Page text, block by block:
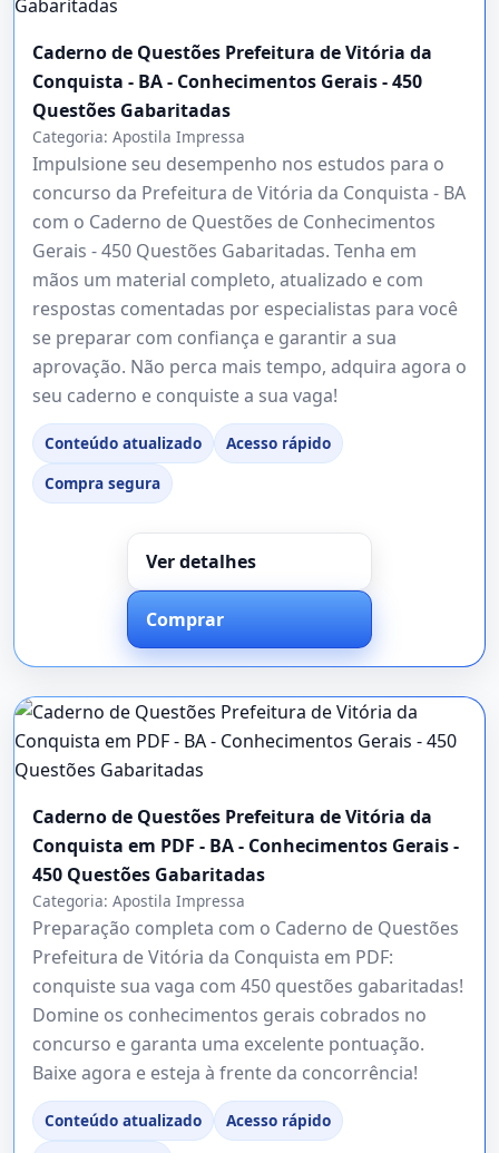
Caderno de Questões Prefeitura de Vitória da
Conquista - BA - Conhecimentos Gerais - 450
Questões Gabaritadas
Categoria: Apostila Impressa
Impulsione seu desempenho nos estudos para o
concurso da Prefeitura de Vitória da Conquista - BA
com o Caderno de Questões de Conhecimentos
Gerais - 450 Questões Gabaritadas. Tenha em
mãos um material completo, atualizado e com
respostas comentadas por especialistas para você
se preparar com confiança e garantir a sua
aprovação. Não perca mais tempo, adquira agora o
seu caderno e conquiste a sua vaga!
Conteúdo atualizado
Acesso rápido
Compra segura
Ver detalhes
Comprar
Caderno de Questões Prefeitura de Vitória da
Conquista em PDF - BA - Conhecimentos Gerais -
450 Questões Gabaritadas
Categoria: Apostila Impressa
Preparação completa com o Caderno de Questões
Prefeitura de Vitória da Conquista em PDF:
conquiste sua vaga com 450 questões gabaritadas!
Domine os conhecimentos gerais cobrados no
concurso e garanta uma excelente pontuação.
Baixe agora e esteja à frente da concorrência!
Conteúdo atualizado
Acesso rápido